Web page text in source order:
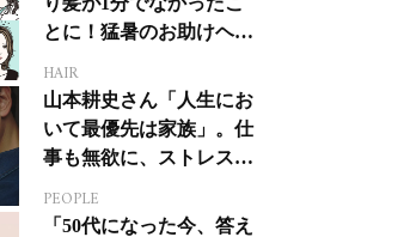
とに！猛暑のお助けヘア
HAIR
山本耕史さん「人生にお
いて最優先は家族」。仕
事も無欲に、ストレスを
PEOPLE
「50代になった今、答え